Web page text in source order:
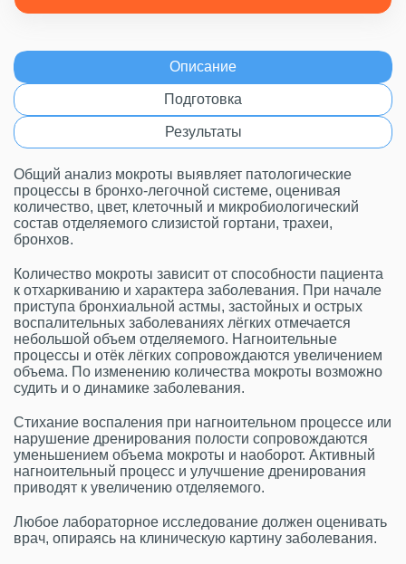
Описание
Подготовка
Результаты
Общий анализ мокроты выявляет патологические
процессы в бронхо-легочной системе, оценивая
количество, цвет, клеточный и микробиологический
состав отделяемого слизистой гортани, трахеи,
бронхов.
Количество мокроты зависит от способности пациента
к отхаркиванию и характера заболевания. При начале
приступа бронхиальной астмы, застойных и острых
воспалительных заболеваниях лёгких отмечается
небольшой объем отделяемого. Нагноительные
процессы и отёк лёгких сопровождаются увеличением
объема. По изменению количества мокроты возможно
судить и о динамике заболевания.
Стихание воспаления при нагноительном процессе или
нарушение дренирования полости сопровождаются
уменьшением объема мокроты и наоборот. Активный
нагноительный процесс и улучшение дренирования
приводят к увеличению отделяемого.
Любое лабораторное исследование должен оценивать
врач, опираясь на клиническую картину заболевания.